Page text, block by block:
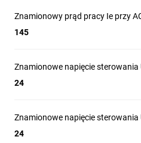
Znamionowy prąd pracy Ie przy
145
Znamionowe napięcie sterowania
24
Znamionowe napięcie sterowania
24